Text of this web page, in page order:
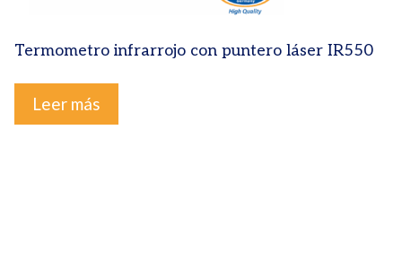
Termometro infrarrojo con puntero láser IR550
Leer más